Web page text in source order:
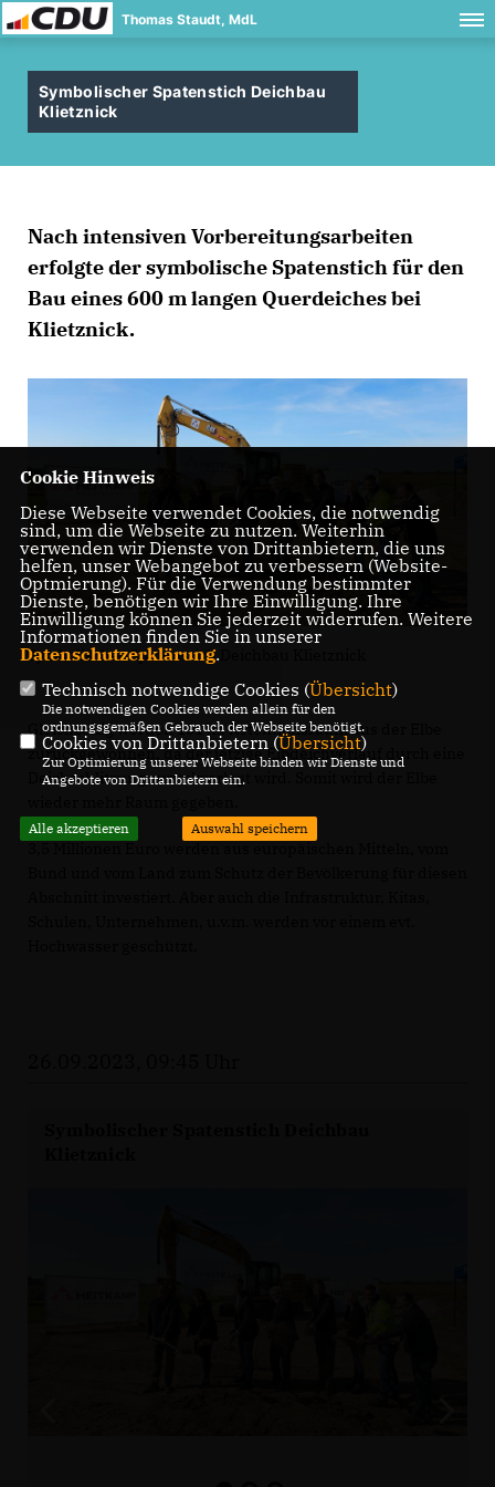
Thomas Staudt, MdL
Symbolischer Spatenstich Deichbau
Klietznick
Nach intensiven Vorbereitungsarbeiten
erfolgte der symbolische Spatenstich für den
Bau eines 600 m langen Querdeiches bei
Klietznick.
Symbolischer Spatenstich Deichbau Klietznick
Gleichzeitig werden 101 ha Retentionsraum aus der Elbe
zurückgewonnen, da der jetzige Elbdeichverlauf durch eine
Deichschlitzung zurückverlegt wird. Somit wird der Elbe
Cookie Hinweis
Diese Webseite verwendet Cookies, die notwendig
sind, um die Webseite zu nutzen. Weiterhin
verwenden wir Dienste von Drittanbietern, die uns
helfen, unser Webangebot zu verbessern (Website-
Optmierung). Für die Verwendung bestimmter
Dienste, benötigen wir Ihre Einwilligung. Ihre
Einwilligung können Sie jederzeit widerrufen. Weitere
Informationen finden Sie in unserer
Datenschutzerklärung.
Technisch notwendige Cookies (Übersicht)
Die notwendigen Cookies werden allein für den
ordnungsgemäßen Gebrauch der Webseite benötigt.
Cookies von Drittanbietern (Übersicht)
Zur Optimierung unserer Webseite binden wir Dienste und
Angebote von Drittanbietern ein.
Alle akzeptieren Auswahl speichern